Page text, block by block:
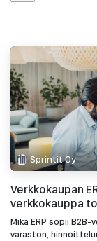
Sprintit Oy
Verkkokaupan
verkkokauppa
Mikä ERP sopii
varaston,